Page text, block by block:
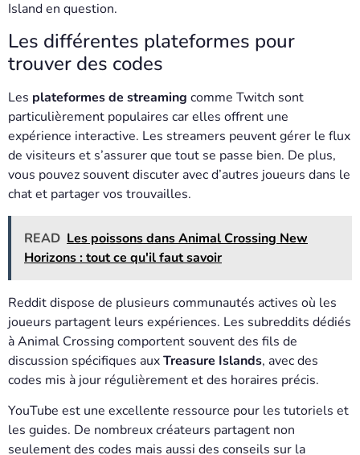
Island en question.
Les différentes plateformes pour
trouver des codes
Les plateformes de streaming comme Twitch sont
particulièrement populaires car elles offrent une
expérience interactive. Les streamers peuvent gérer le flux
de visiteurs et s’assurer que tout se passe bien. De plus,
vous pouvez souvent discuter avec d’autres joueurs dans le
chat et partager vos trouvailles.
READ Les poissons dans Animal Crossing New
Horizons : tout ce qu'il faut savoir
Reddit dispose de plusieurs communautés actives où les
joueurs partagent leurs expériences. Les subreddits dédiés
à Animal Crossing comportent souvent des fils de
discussion spécifiques auxTreasure Islands, avec des
codes mis à jour régulièrement et des horaires précis.
YouTube est une excellente ressource pour les tutoriels et
les guides. De nombreux créateurs partagent non
seulement des codes mais aussi des conseils sur la